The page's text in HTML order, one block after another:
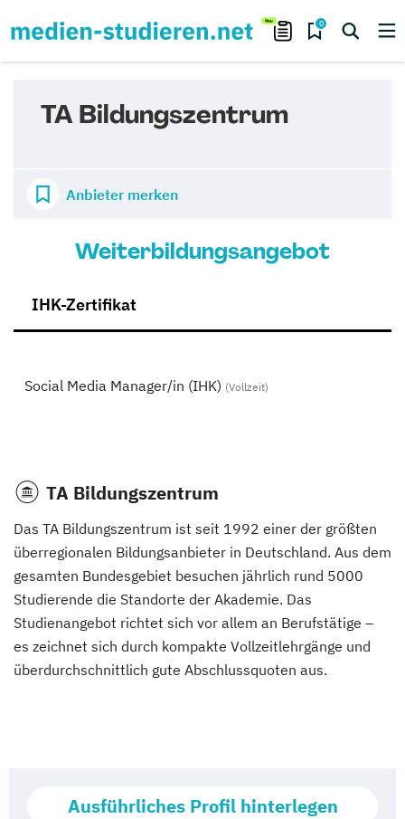
0
TA Bildungszentrum
Anbieter merken
Weiterbildungsangebot
IHK-Zertifikat
Social Media Manager/in (IHK) (Vollzeit)
TA Bildungszentrum
Das TA Bildungszentrum ist seit 1992 einer der größten
überregionalen Bildungsanbieter in Deutschland. Aus dem
gesamten Bundesgebiet besuchen jährlich rund 5000
Studierende die Standorte der Akademie. Das
Studienangebot richtet sich vor allem an Berufstätige –
es zeichnet sich durch kompakte Vollzeitlehrgänge und
überdurchschnittlich gute Abschlussquoten aus.
Ausführliches Profil hinterlegen